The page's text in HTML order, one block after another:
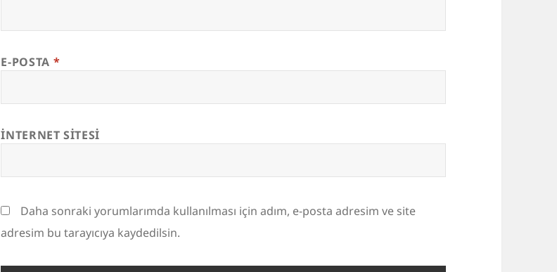
E-POSTA *
İNTERNET SITESI
Daha sonraki yorumlarımda kullanılması için adım, e-posta adresim ve site
adresim bu tarayıcıya kaydedilsin.